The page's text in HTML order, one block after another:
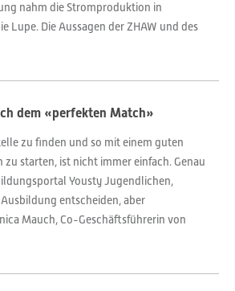
nahm die Stromproduktion in
Lupe. Die Aussagen der ZHAW und des
dem «perfekten Match»
zu finden und so mit einem guten
zu starten, ist nicht immer einfach. Genau
Yousty Jugendlichen,
entscheiden, aber
Mauch, Co-Geschäftsführerin von